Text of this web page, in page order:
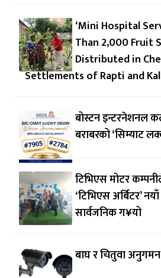
‘Mini Hospital
Than 2,000 Fruit
Distributed in
Settlements of Rapti and
बोस्टन इन्टरनेशनल
बराबरको ‘सिम्याट
टिभिएस मोटर
‘टिभिएस अर्बिटर’
सार्वजनिक ग¥यो
बाघ र चितुवा अनुगमन